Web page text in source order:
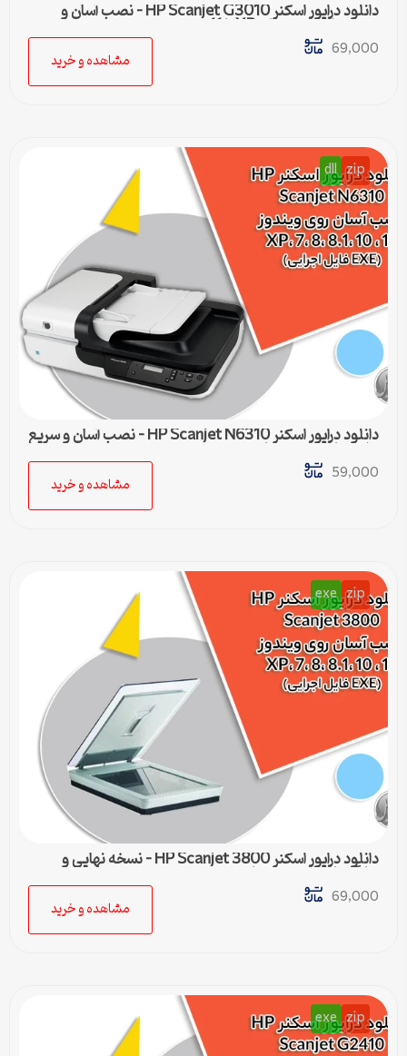
دانلود درایور اسکنر HP Scanjet G3010 – نصب آسان و
سریع برای ویندوزهای XP تا 11
69,000
مشاهده و خرید
zip
dll
دانلود درایور اسکنر HP Scanjet N6310 – نصب آسان و سریع
برای تمامی ویندوزها
59,000
مشاهده و خرید
zip
exe
دانلود درایور اسکنر HP Scanjet 3800 – نسخه نهایی و
سازگار با تمام ویندوزها
69,000
مشاهده و خرید
zip
exe